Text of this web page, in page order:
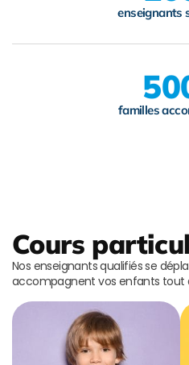
enseignants
familles
Cours
Nos enseignants qualifiés se
accompagnent vos enfants tout